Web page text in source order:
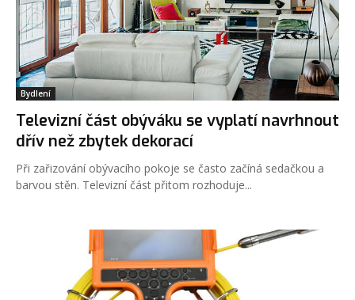
Bydlení
Televizní část obýváku se vyplatí navrhnout
dřív než zbytek dekorací
Při zařizování obývacího pokoje se často začíná sedačkou a
barvou stěn. Televizní část přitom rozhoduje...